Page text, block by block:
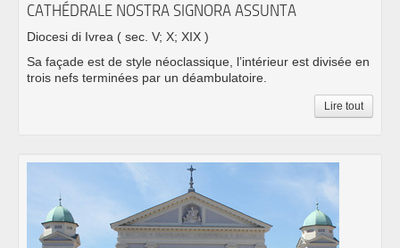
CATHÉDRALE NOSTRA SIGNORA ASSUNTA
Diocesi di Ivrea ( sec. V; X; XIX )
Sa façade est de style néoclassique, l’intérieur est divisée en
trois nefs terminées par un déambulatoire.
Lire tout